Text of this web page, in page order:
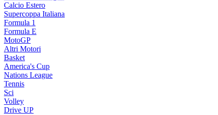
Calcio Estero
Supercoppa Italiana
Formula 1
Formula E
MotoGP
Altri Motori
Basket
America's Cup
Nations League
Tennis
Sci
Volley
Drive UP